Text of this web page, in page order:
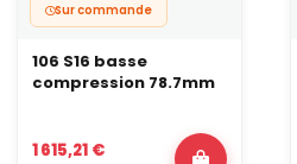
Sur commande
106 S16 basse
compression 78.7mm
1 615,21 €